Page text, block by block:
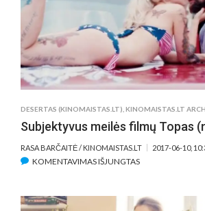
DESERTAS (KINOMAISTAS.LT) KINOMAISTAS.LT
Subjektyvus meilės filmų Topas
RASA BARČAITĖ / KINOMAISTAS.LT 2017-06-10,
KOMENTAVIMAS IŠJUNGTASĮRAŠE
FILMŲ